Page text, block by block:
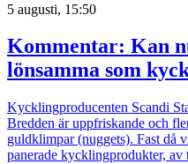
5 augusti, 15:50
Kommentar: Kan
lönsamma som
Kycklingproducenten Scandi
Bredden är uppfriskande och
guldklimpar (nuggets). Fast då
panerade kycklingprodukter,